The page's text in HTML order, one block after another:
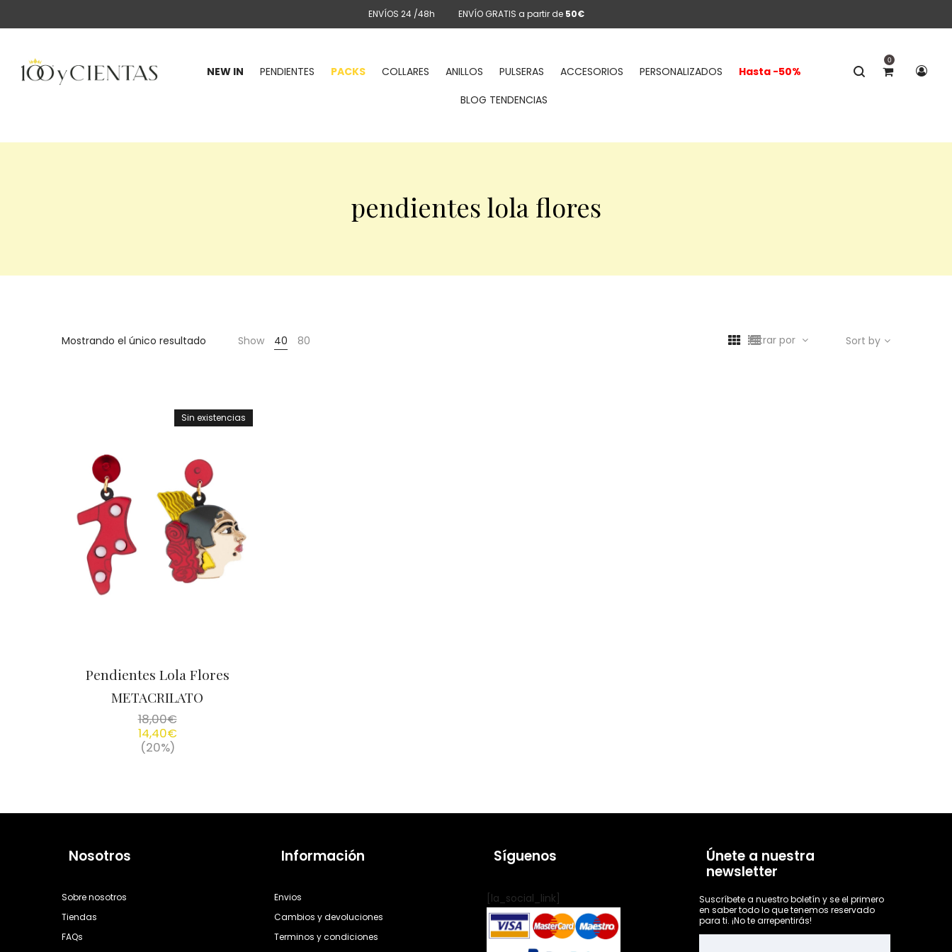
ENVÍOS 24 /48h ENVÍO GRATIS a partir de 50€
0
NEW IN PENDIENTES PACKS COLLARES ANILLOS PULSERAS ACCESORIOS PERSONALIZADOS
Hasta -50%
BLOG TENDENCIAS
pendientes lola flores
Mostrando el único resultado Show 40 80 Sort by
Filtrar por
Sin existencias
Pendientes Lola Flores
METACRILATO
18,00€
14,40€
(20%)
Nosotros
Sobre nosotros
Tiendas
FAQs
Información
Envios
Cambios y devoluciones
Terminos y condiciones
Síguenos
[la_social_link]
Únete a nuestra
newsletter
Suscríbete a nuestro boletín y se el primero
en saber todo lo que tenemos reservado
para ti. ¡No te arrepentirás!